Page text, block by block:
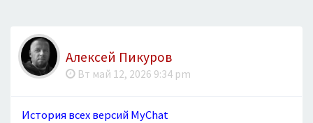
Алексей Пикуров
Вт май 12, 2026 9:34 pm
История всех версий MyChat